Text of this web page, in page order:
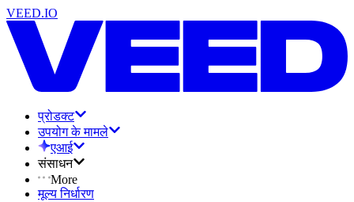
VEED.IO
प्रोडक्ट
उपयोग के मामले
एआई
संसाधन
More
मूल्य निर्धारण